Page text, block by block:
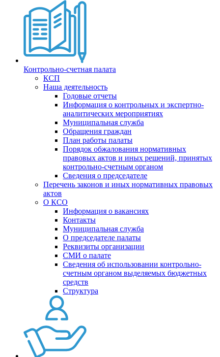
Контрольно-счетная палата
КСП
Наша деятельность
Годовые отчеты
Информация о контрольных и экспертно-
аналитических мероприятиях
Муниципальная служба
Обращения граждан
План работы палаты
Порядок обжалования нормативных
правовых актов и иных решений, принятых
контрольно-счетным органом
Сведения о председателе
Перечень законов и иных нормативных правовых
актов
О КСО
Информация о вакансиях
Контакты
Муниципальная служба
О председателе палаты
Реквизиты организации
СМИ о палате
Сведения об использовании контрольно-
счетным органом выделяемых бюджетных
средств
Структура